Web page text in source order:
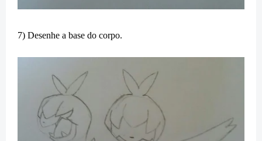
7) Desenhe a base do corpo.